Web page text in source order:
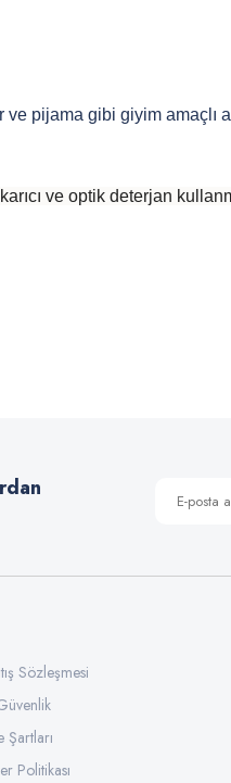
pijama gibi giyim amaçlı
ve optik deterjan
Sözleşmesi
Şartları
Politikası